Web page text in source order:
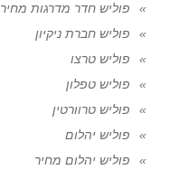
פוליש חדר מדרגות מחיר
פוליש חברת ניקיון
פוליש טרצו
פוליש טפלון
פוליש טרוורטין
פוליש יהלום
פוליש יהלום מחיר